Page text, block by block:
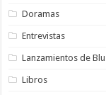
Doramas
Entrevistas
Lanzamientos de
Libros